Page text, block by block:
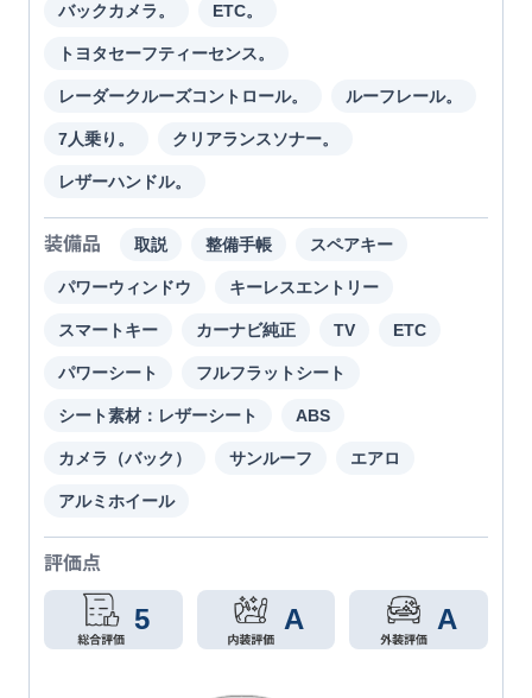
バックカメラ。 ETC。
トヨタセーフティーセンス。
レーダークルーズコントロール。 ルーフレール。
7人乗り。 クリアランスソナー。
レザーハンドル。
装備品 取説 整備手帳 スペアキー
パワーウィンドウ キーレスエントリー
スマートキー カーナビ純正 TV ETC
パワーシート フルフラットシート
シート素材：レザーシート ABS
カメラ（バック） サンルーフ エアロ
アルミホイール
評価点
5 A A